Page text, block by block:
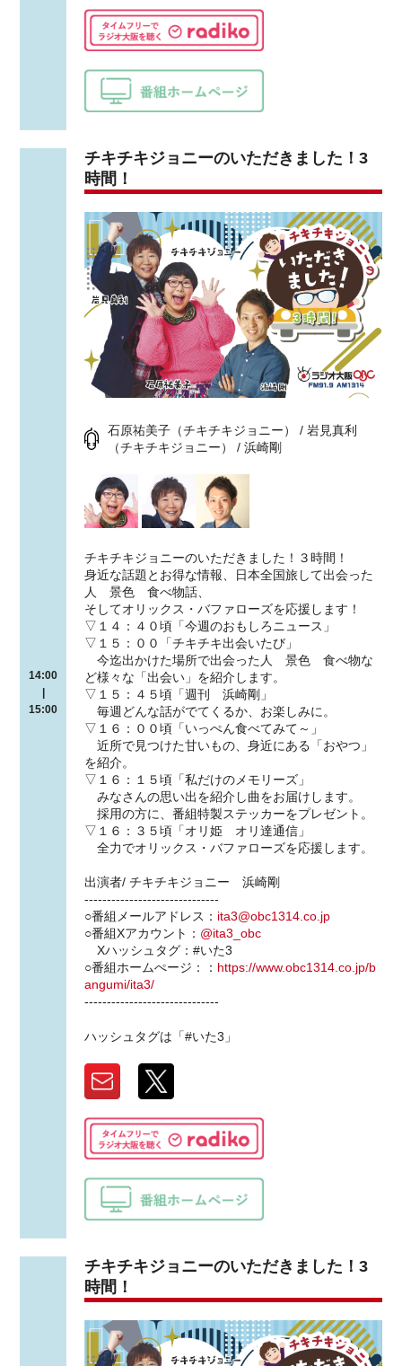
14:00
15:00
チキチキジョニーのいただきました！3
時間！
石原祐美子（チキチキジョニー） / 岩見真利
（チキチキジョニー） / 浜崎剛
チキチキジョニーのいただきました！３時間！
身近な話題とお得な情報、日本全国旅して出会った
人 景色 食べ物話、
そしてオリックス・バファローズを応援します！
▽１４：４０頃「今週のおもしろニュース」
▽１５：００「チキチキ出会いたび」
今迄出かけた場所で出会った人 景色 食べ物な
ど様々な「出会い」を紹介します。
▽１５：４５頃「週刊 浜崎剛」
毎週どんな話がでてくるか、お楽しみに。
▽１６：００頃「いっぺん食べてみて～」
近所で見つけた甘いもの、身近にある「おやつ」
を紹介。
▽１６：１５頃「私だけのメモリーズ」
みなさんの思い出を紹介し曲をお届けします。
採用の方に、番組特製ステッカーをプレゼント。
▽１６：３５頃「オリ姫 オリ達通信」
全力でオリックス・バファローズを応援します。
出演者/ チキチキジョニー 浜崎剛
------------------------------
○番組メールアドレス： ita3@obc1314.co.jp
○番組Xアカウント： @ita3_obc
Xハッシュタグ：#いた3
○番組ホームぺージ：： https://www.obc1314.co.jp/b
angumi/ita3/
------------------------------
ハッシュタグは「#いた3」
チキチキジョニーのいただきました！3
時間！